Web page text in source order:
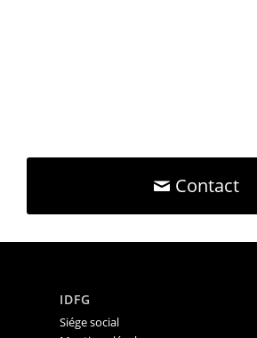
Contact
IDFG
Siége social